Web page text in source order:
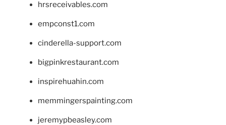
hrsreceivables.com
empconst1.com
cinderella-support.com
bigpinkrestaurant.com
inspirehuahin.com
memmingerspainting.com
jeremypbeasley.com